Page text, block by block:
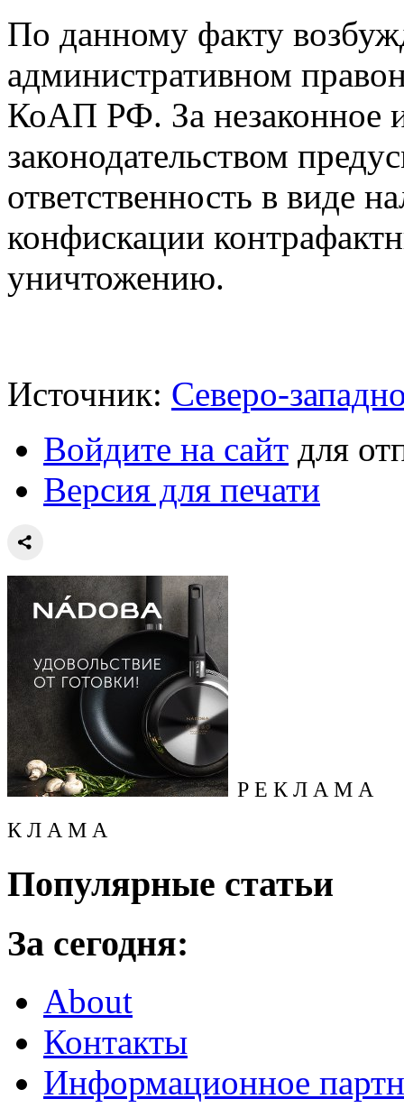
По данному факту
административном
КоАП РФ. За незаконное
законодательством
ответственность в виде
конфискации
уничтожению.
Источник: Северо-
Войдите на сайт для
Версия для печати
Р Е К Л А М А
К Л А М А
Популярные статьи
За сегодня:
About
Контакты
Информационное